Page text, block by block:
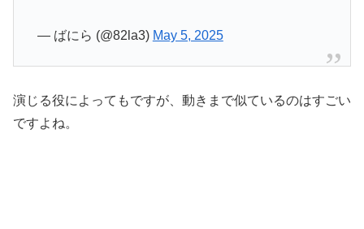
— ばにら (@82la3) May 5, 2025
演じる役によってもですが、動きまで似ているのはすごい
ですよね。